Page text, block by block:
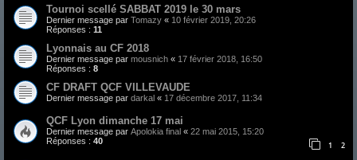
Tournoi scellé SABBAT 2019 le 30 mars
Dernier message par Tomazy « 10 février 2019, 20:26
Réponses : 11
Lyonnais au CF 2018
Dernier message par mousnich « 17 février 2018, 16:50
Réponses : 8
CF DRAFT QCF VILLEVAUDE
Dernier message par darkal « 17 décembre 2017, 11:34
QCF Lyon dimanche 17 mai
Dernier message par Apolokia final « 22 mai 2015, 15:20
Réponses : 40 1 2